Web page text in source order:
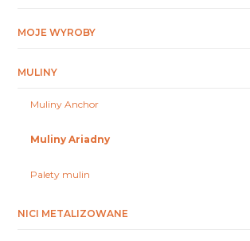
MOJE WYROBY
MULINY
Muliny Anchor
Muliny Ariadny
Palety mulin
NICI METALIZOWANE